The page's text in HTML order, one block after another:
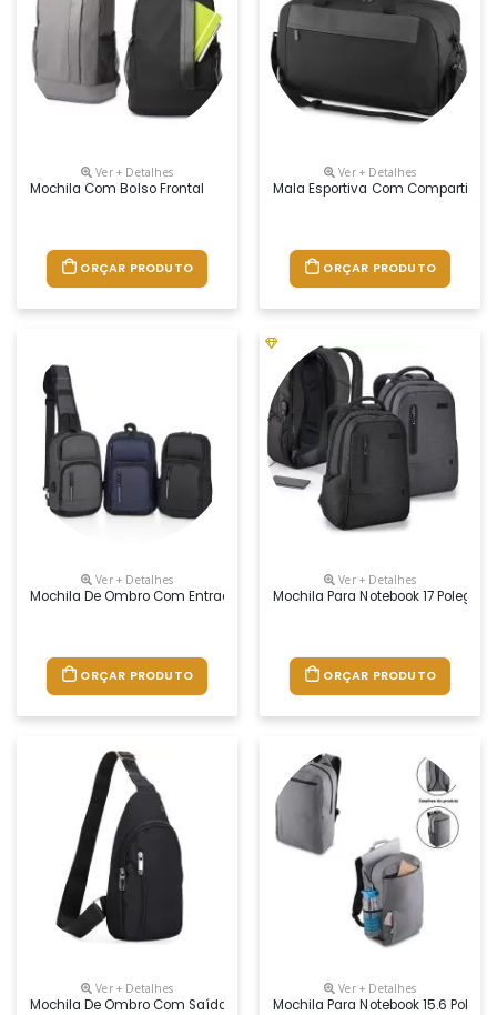
Ver + Detalhes
Mochila Com Bolso Frontal
ORÇAR PRODUTO
Ver + Detalhes
Mala Esportiva Com
ORÇAR PRODUTO
Ver + Detalhes
Mochila De Ombro Com Entrada Usb
ORÇAR PRODUTO
Ver + Detalhes
Mochila Para Notebook 17
ORÇAR PRODUTO
Ver + Detalhes
Mochila De Ombro Com Saída Para Fone
Ver + Detalhes
Mochila Para Notebook 15.6